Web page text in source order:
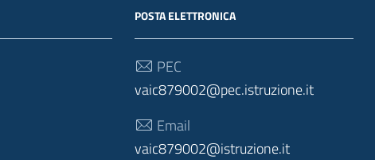
POSTA ELETTRONICA
PEC
vaic879002@pec.istruzione.it
Email
vaic879002@istruzione.it